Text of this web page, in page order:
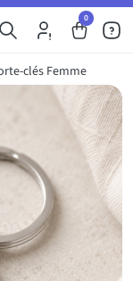
0
clés Femme